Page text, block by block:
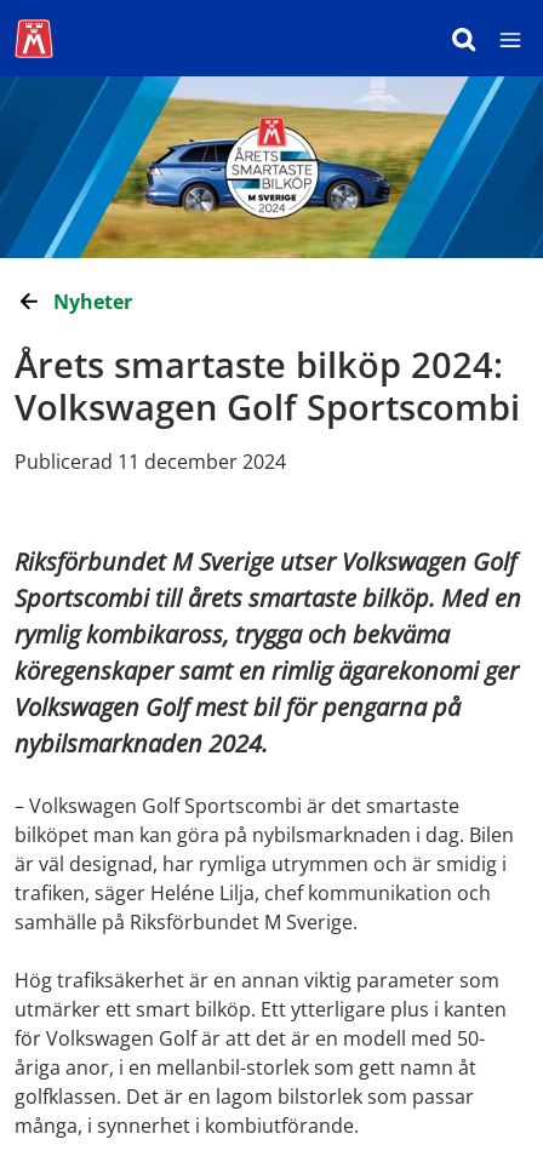
Nyheter
Årets smartaste bilköp 2024:
Volkswagen Golf Sportscombi
Publicerad 11 december 2024
Riksförbundet M Sverige utser Volkswagen Golf
Sportscombi till årets smartaste bilköp. Med en
rymlig kombikaross, trygga och bekväma
köregenskaper samt en rimlig ägarekonomi ger
Volkswagen Golf mest bil för pengarna på
nybilsmarknaden 2024.
– Volkswagen Golf Sportscombi är det smartaste
bilköpet man kan göra på nybilsmarknaden i dag. Bilen
är väl designad, har rymliga utrymmen och är smidig i
trafiken, säger Heléne Lilja, chef kommunikation och
samhälle på Riksförbundet M Sverige.
Hög trafiksäkerhet är en annan viktig parameter som
utmärker ett smart bilköp. Ett ytterligare plus i kanten
för Volkswagen Golf är att det är en modell med 50-
åriga anor, i en mellanbil-storlek som gett namn åt
golfklassen. Det är en lagom bilstorlek som passar
många, i synnerhet i kombiutförande.